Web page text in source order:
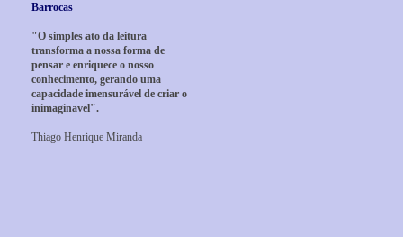
Barrocas
"O simples ato da leitura
transforma a nossa forma de
pensar e enriquece o nosso
conhecimento, gerando uma
capacidade imensurável de criar o
inimaginavel".
Thiago Henrique Miranda